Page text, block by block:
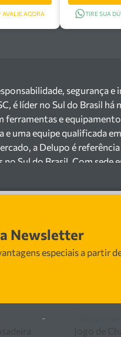
AVALIE AGORA TIRE SUA
segurança e
é líder no Sul do Brasil
ferramentas e
uma equipe qualificada
a Delupo é
Sul do Brasil. Com sede
200 fornecedores
mineradoras e
especializada em vendas,
segurança, inovação e
ferramentas e
Newsletter
especiais a partir
-